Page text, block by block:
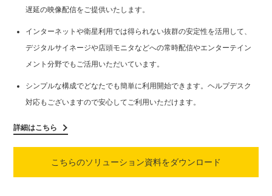
遅延の映像配信をご提供いたします。
インターネットや衛星利用では得られない抜群の安定性を活用して、
デジタルサイネージや店頭モニタなどへの常時配信やエンターテイン
メント分野でもご活用いただいています。
シンプルな構成でどなたでも簡単に利用開始できます。ヘルプデスク
対応もございますので安心してご利用いただけます。
詳細はこちら
こちらのソリューション資料をダウンロード